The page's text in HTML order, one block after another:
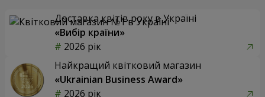
Доставка квітів року в Україні
«Вибір країни»
2026 рік
Найкращий квітковий магазин
«Ukrainian Business Award»
2026 рік